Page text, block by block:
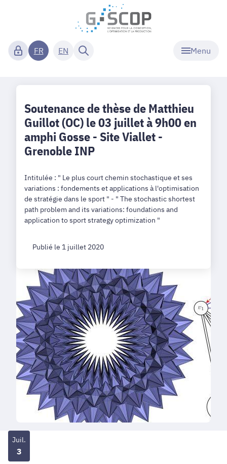
Menu
FR EN
Soutenance de thèse de Matthieu
Guillot (OC) le 03 juillet à 9h00 en
amphi Gosse - Site Viallet -
Grenoble INP
Intitulée : " Le plus court chemin stochastique et ses
variations : fondements et applications à l'optimisation
de stratégie dans le sport " - " The stochastic shortest
path problem and its variations: foundations and
application to sport strategy optimization "
Publié le 1 juillet 2020
Juil.
3